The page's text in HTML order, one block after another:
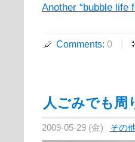
Another “bubble life
Comments: 0
人ごみでも周
2009-05-29 (金) その